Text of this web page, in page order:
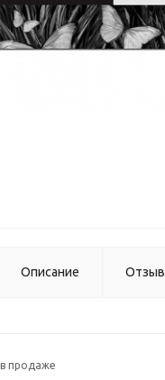
Описание
продаже